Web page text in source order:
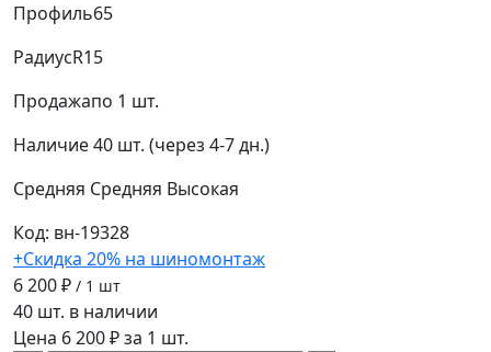
Профиль65
РадиусR15
Продажапо 1 шт.
Наличие40 шт. (через 4-7 дн.)
Средняя Средняя Высокая
Код: вн-19328
+Скидка 20% на шиномонтаж
6 200 ₽ / 1 шт
40 шт. в наличии
Цена 6 200 ₽ за 1 шт.